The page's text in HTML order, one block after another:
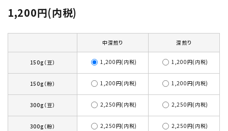
1,200円(内税)
中深煎り 深煎り
150g（豆） 1,200円(内税) 1,200円(内税)
150g（粉） 1,200円(内税) 1,200円(内税)
300g（豆） 2,250円(内税) 2,250円(内税)
300g（粉） 2,250円(内税) 2,250円(内税)